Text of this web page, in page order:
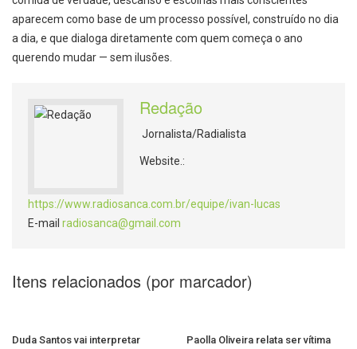
aparecem como base de um processo possível, construído no dia
a dia, e que dialoga diretamente com quem começa o ano
querendo mudar — sem ilusões.
Redação
Jornalista/Radialista
Website.:
https://www.radiosanca.com.br/equipe/ivan-lucas
E-mail radiosanca@gmail.com
Itens relacionados (por marcador)
Duda Santos vai interpretar
Paolla Oliveira relata ser vítima